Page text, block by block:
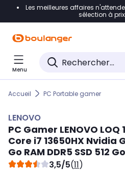
Accéder directement à la
Accéder directement au pied
Accéder directement au
Les meilleures affaires
sélection à
Menu
Accueil PC Portable gamer
LENOVO
PC Gamer LENOVO LOQ
Core i7 13650HX Nvidia
Go RAM DDR5 SSD 512
3,5/5(11)